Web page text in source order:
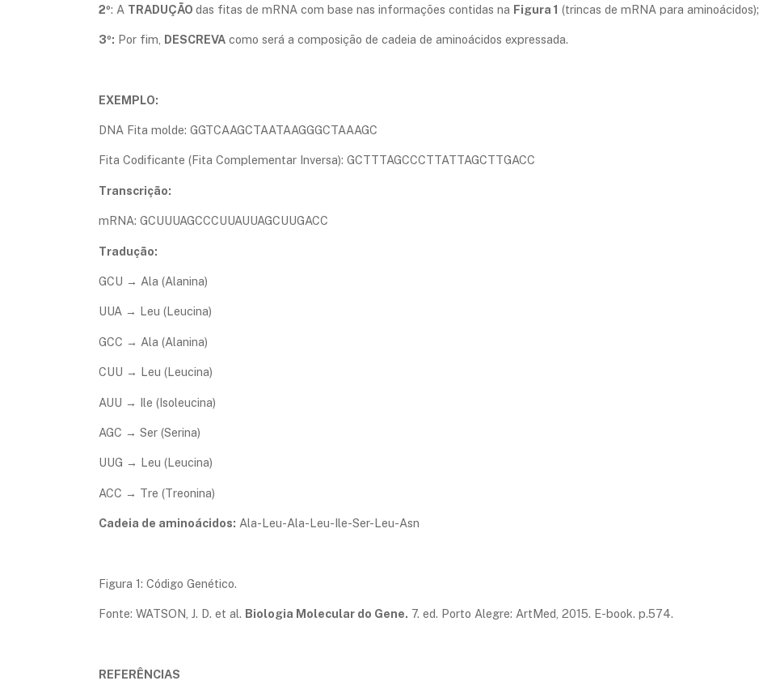
2º: A TRADUÇÃO das fitas de mRNA com base nas informações contidas na Figura 1 (trincas de mRNA para aminoácidos);
3º: Por fim, DESCREVA como será a composição de cadeia de aminoácidos expressada.
EXEMPLO:
DNA Fita molde: GGTCAAGCTAATAAGGGCTAAAGC
Fita Codificante (Fita Complementar Inversa): GCTTTAGCCCTTATTAGCTTGACC
Transcrição:
mRNA: GCUUUAGCCCUUAUUAGCUUGACC
Tradução:
GCU → Ala (Alanina)
UUA → Leu (Leucina)
GCC → Ala (Alanina)
CUU → Leu (Leucina)
AUU → Ile (Isoleucina)
AGC → Ser (Serina)
UUG → Leu (Leucina)
ACC → Tre (Treonina)
Cadeia de aminoácidos: Ala-Leu-Ala-Leu-Ile-Ser-Leu-Asn
Figura 1: Código Genético.
Fonte: WATSON, J. D. et al. Biologia Molecular do Gene. 7. ed. Porto Alegre: ArtMed, 2015. E-book. p.574.
REFERÊNCIAS